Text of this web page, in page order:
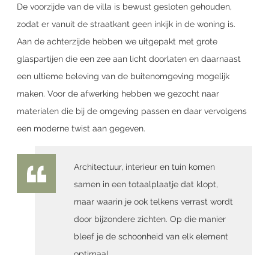
De voorzijde van de villa is bewust gesloten gehouden,
zodat er vanuit de straatkant geen inkijk in de woning is.
Aan de achterzijde hebben we uitgepakt met grote
glaspartijen die een zee aan licht doorlaten en daarnaast
een ultieme beleving van de buitenomgeving mogelijk
maken. Voor de afwerking hebben we gezocht naar
materialen die bij de omgeving passen en daar vervolgens
een moderne twist aan gegeven.
Architectuur, interieur en tuin komen
samen in een totaalplaatje dat klopt,
maar waarin je ook telkens verrast wordt
door bijzondere zichten. Op die manier
bleef je de schoonheid van elk element